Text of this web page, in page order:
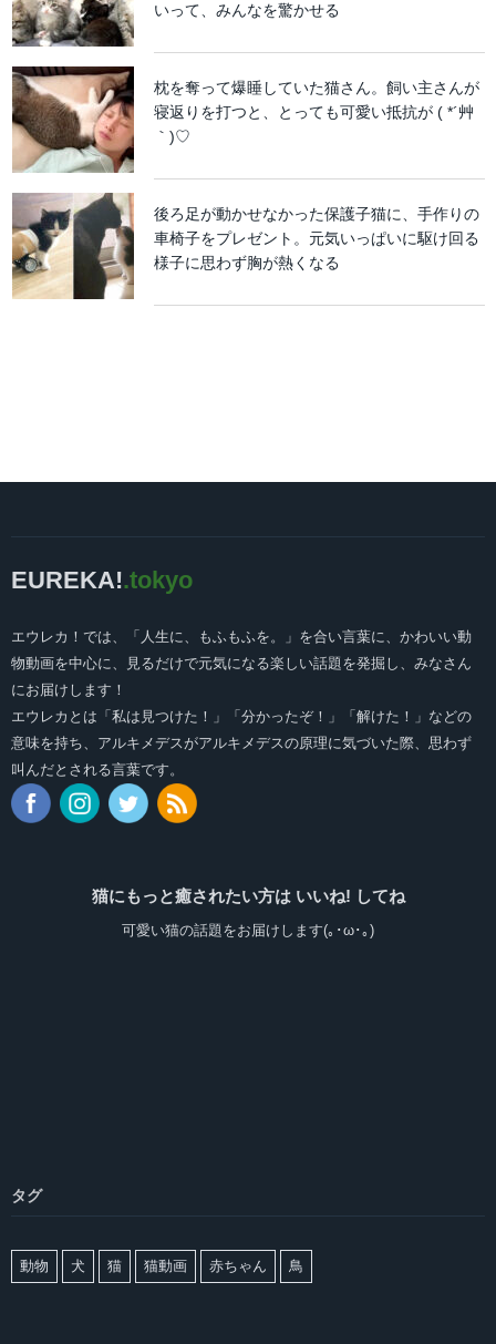
いって、みんなを驚かせる
枕を奪って爆睡していた猫さん。飼い主さんが
寝返りを打つと、とっても可愛い抵抗が ( *´艸
｀)♡
後ろ足が動かせなかった保護子猫に、手作りの
車椅子をプレゼント。元気いっぱいに駆け回る
様子に思わず胸が熱くなる
EUREKA!.tokyo
エウレカ！では、「人生に、もふもふを。」を合い言葉に、かわいい動
物動画を中心に、見るだけで元気になる楽しい話題を発掘し、みなさん
にお届けします！
エウレカとは「私は見つけた！」「分かったぞ！」「解けた！」などの
意味を持ち、アルキメデスがアルキメデスの原理に気づいた際、思わず
叫んだとされる言葉です。
猫にもっと癒されたい方は いいね! してね
可愛い猫の話題をお届けします(｡･ω･｡)
タグ
動物 犬 猫 猫動画 赤ちゃん 鳥